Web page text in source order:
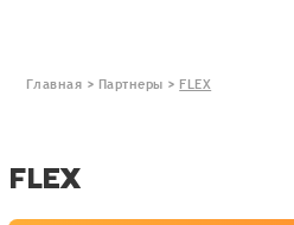
Главная > Партнеры > FLEX
FLEX